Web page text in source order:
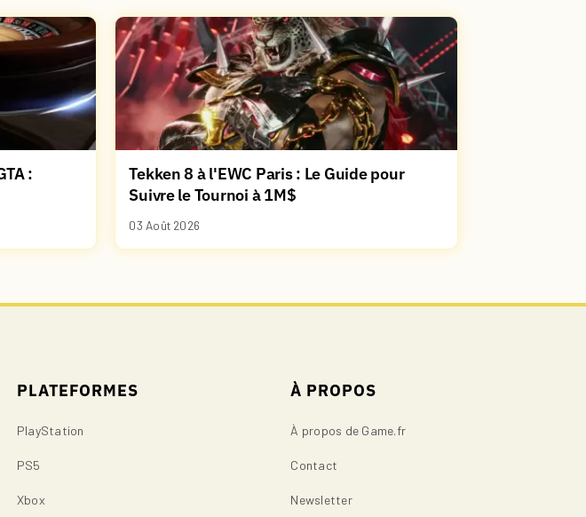
:
Tekken 8 à l'EWC Paris : Le Guide pour
Suivre le Tournoi à 1M$
03 Août 2026
PLATEFORMES
PlayStation
PS5
Xbox
À PROPOS
À propos de Game.fr
Contact
Newsletter